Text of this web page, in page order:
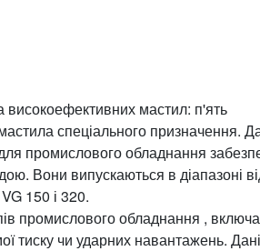
мастил: п'ять
спеціального призначення.
для промислового обладнання
Вони випускаються в діапазоні
150 і 320.
промислового обладнання ,
тиску чи ударних навантажень. Дані